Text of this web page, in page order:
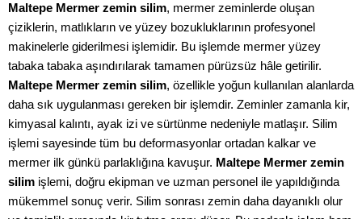
Maltepe Mermer zemin silim, mermer zeminlerde oluşan
çiziklerin, matlıkların ve yüzey bozukluklarının profesyonel
makinelerle giderilmesi işlemidir. Bu işlemde mermer yüzey
tabaka tabaka aşındırılarak tamamen pürüzsüz hâle getirilir.
Maltepe Mermer zemin silim, özellikle yoğun kullanılan alanlarda
daha sık uygulanması gereken bir işlemdir. Zeminler zamanla kir,
kimyasal kalıntı, ayak izi ve sürtünme nedeniyle matlaşır. Silim
işlemi sayesinde tüm bu deformasyonlar ortadan kalkar ve
mermer ilk günkü parlaklığına kavuşur. Maltepe Mermer zemin
silim işlemi, doğru ekipman ve uzman personel ile yapıldığında
mükemmel sonuç verir. Silim sonrası zemin daha dayanıklı olur